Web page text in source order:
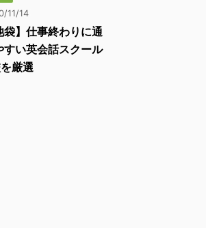
11/14
袋】仕事終わりに通
すい英会話スクール
厳選